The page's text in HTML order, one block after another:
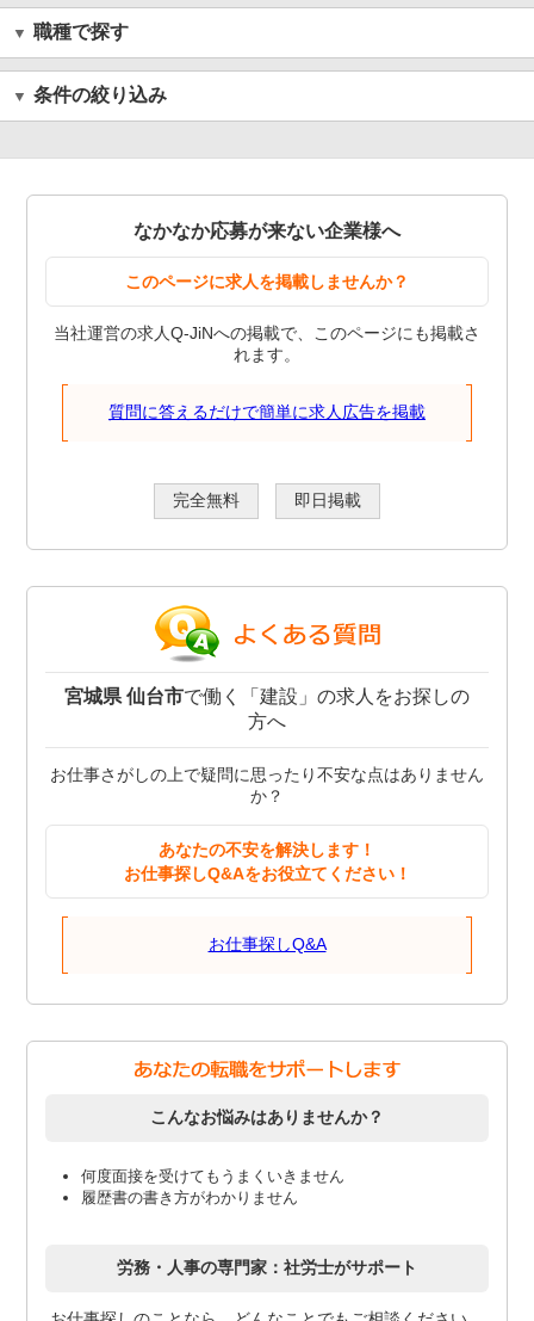
職種で探す
条件の絞り込み
なかなか応募が来ない企業様へ
このページに求人を掲載しませんか？
当社運営の求人Q-JiNへの掲載で、このページにも掲載さ
れます。
質問に答えるだけで簡単に求人広告を掲載
完全無料 即日掲載
宮城県 仙台市で働く「建設」の求人をお探しの
方へ
お仕事さがしの上で疑問に思ったり不安な点はありません
か？
あなたの不安を解決します！
お仕事探しQ&Aをお役立てください！
お仕事探しQ&A
こんなお悩みはありませんか？
何度面接を受けてもうまくいきません
履歴書の書き方がわかりません
労務・人事の専門家：社労士がサポート